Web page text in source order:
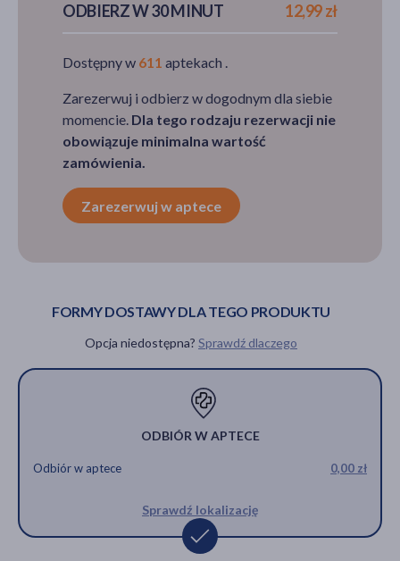
ODBIERZ W 30 MINUT 12,99 zł
Dostępny w 611 aptekach .
Zarezerwuj i odbierz w dogodnym dla siebie
momencie. Dla tego rodzaju rezerwacji nie
obowiązuje minimalna wartość
zamówienia.
Zarezerwuj w aptece
FORMY DOSTAWY DLA TEGO PRODUKTU
Opcja niedostępna? Sprawdź dlaczego
ODBIÓR W APTECE
Odbiór w aptece 0,00 zł
Sprawdź lokalizację